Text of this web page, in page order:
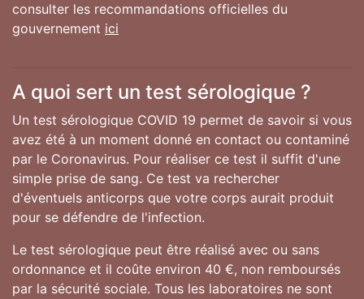
consulter les recommandations officielles du
gouvernement ici
A quoi sert un test sérologique ?
Un test sérologique COVID 19 permet de savoir si vous
avez été à un moment donné en contact ou contaminé
par le Coronavirus. Pour réaliser ce test il suffit d'une
simple prise de sang. Ce test va rechercher
d'éventuels anticorps que votre corps aurait produit
pour se défendre de l'infection.
Le test sérologique peut être réalisé avec ou sans
ordonnance et il coûte environ 40 €, non remboursés
par la sécurité sociale. Tous les laboratoires ne sont